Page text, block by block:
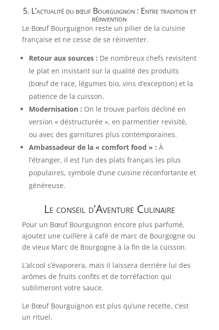
5. L’actualité du bœuf Bourguignon : Entre tradition et
réinvention
Le Bœuf Bourguignon reste un pilier de la cuisine
française et ne cesse de se réinventer.
Retour aux sources : De nombreux chefs revisitent
le plat en insistant sur la qualité des produits
(bœuf de race, légumes bio, vins d’exception) et la
patience de la cuisson.
Modernisation : On le trouve parfois décliné en
version « déstructurée », en parmentier revisité,
ou avec des garnitures plus contemporaines.
Ambassadeur de la « comfort food » : À
l’étranger, il est l’un des plats français les plus
populaires, symbole d’une cuisine réconfortante et
généreuse.
Le conseil d’Aventure Culinaire
Pour un Bœuf Bourguignon encore plus parfumé,
ajoutez une cuillère à café de marc de Bourgogne ou
de vieux Marc de Bourgogne à la fin de la cuisson.
L’alcool s’évaporera, mais il laissera derrière lui des
arômes de fruits confits et de torréfaction qui
sublimeront votre sauce.
Le Bœuf Bourguignon est plus qu’une recette, c’est
un rituel.